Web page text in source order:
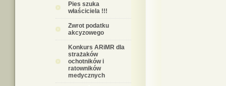
Pies szuka
właściciela !!!
Zwrot podatku
akcyzowego
Konkurs ARiMR dla
strażaków
ochotników i
ratowników
medycznych